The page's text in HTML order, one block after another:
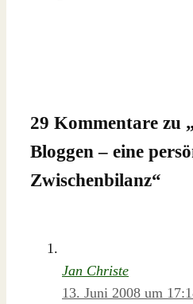
29 Kommentare zu
Bloggen – eine
Zwischenbilanz“
Jan Christe
13. Juni 2008 um